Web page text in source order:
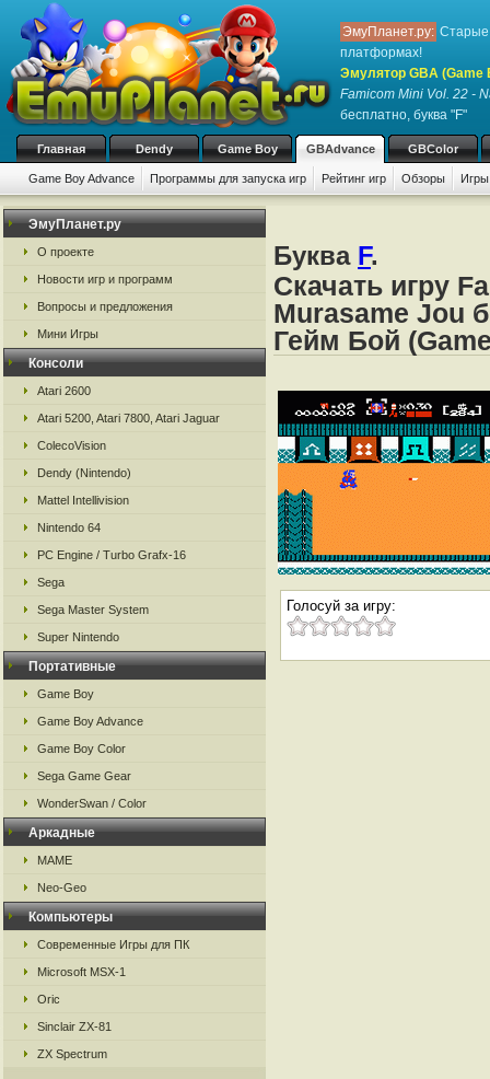
ЭмуПланет.ру: Старые
платформах!
Эмулятор GBA (Game
Famicom Mini Vol. 22 -
бесплатно, буква "F"
Главная Dendy Game Boy GBAdvance GBColor
Game Boy Advance Программы для запуска игр Рейтинг игр Обзоры
ЭмуПланет.ру
О проекте
Новости игр и программ
Вопросы и предложения
Мини Игры
Консоли
Atari 2600
Atari 5200, Atari 7800, Atari Jaguar
ColecoVision
Dendy (Nintendo)
Mattel Intellivision
Nintendo 64
PC Engine / Turbo Grafx-16
Sega
Sega Master System
Super Nintendo
Портативные
Game Boy
Game Boy Advance
Game Boy Color
Sega Game Gear
WonderSwan / Color
Аркадные
MAME
Neo-Geo
Компьютеры
Современные Игры для ПК
Microsoft MSX-1
Oric
Sinclair ZX-81
ZX Spectrum
Буква F.
Скачать игру
Murasame Jou
Гейм Бой
Голосуй за игру: